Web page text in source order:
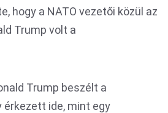
hogy a NATO vezetői közül az
Trump volt a
Trump beszélt a
érkezett ide, mint egy